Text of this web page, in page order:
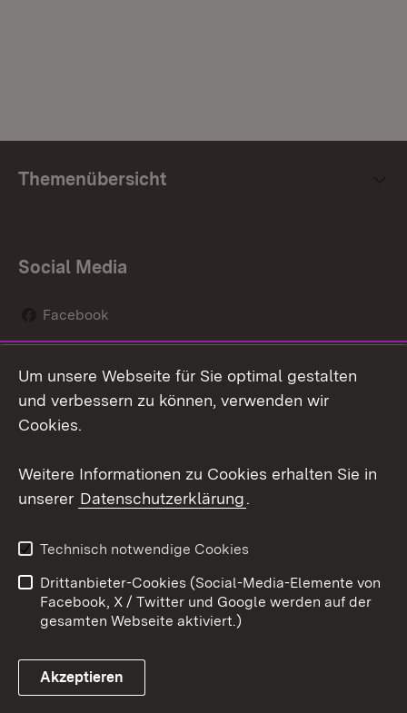
Themenübersicht
Social Media
Facebook
Social Wall
Youtube
Link zum Landesportal
Kontakt
Datenschutz
Barrierefreiheit
Impressum Cookies
Um unsere Webseite für Sie optimal gestalten
und verbessern zu können, verwenden wir
Cookies.
Weitere Informationen zu Cookies erhalten Sie in
unserer Datenschutzerklärung.
Technisch notwendige Cookies
Drittanbieter-Cookies (Social-Media-Elemente von
Facebook, X / Twitter und Google werden auf der
gesamten Webseite aktiviert.)
Akzeptieren